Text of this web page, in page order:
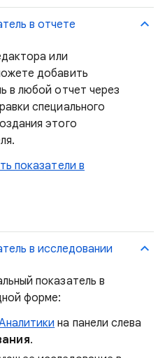
в отчете
или
добавить
в любой отчет через
специального
этого
показатели в
в исследовании
показатель в
форме:
на панели слева
.